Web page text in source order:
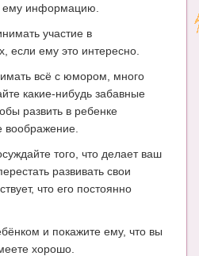
ему информацию.
участие в
если ему это интересно.
всё с юмором, много
какие-нибудь забавные
развить в ребенке
воображение.
того, что делает ваш
развивать свои
что его постоянно
и покажите ему, что вы
хорошо.